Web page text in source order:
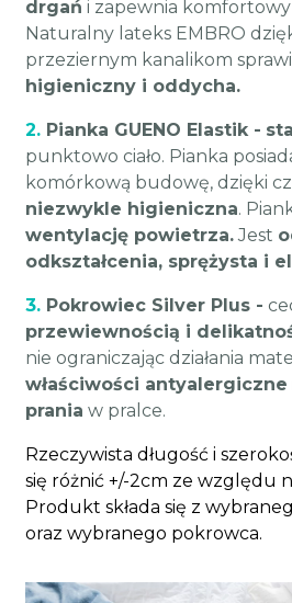
drgań i zapewnia
Naturalny lateks EMBRO
przeziernym kanalikom
higieniczny i oddycha.
2. Pianka GUENO Elastik -
punktowo ciało. Pianka
komórkową budowę, dzięki
niezwykle higieniczna.
wentylację powietrza.Jest
odkształcenia, sprężysta i
3. Pokrowiec Silver Plus -
przewiewnością i
nie ograniczając działania
właściwości antyalergiczne
prania w pralce.
Rzeczywista długość i
się różnić +/-2cm ze względu
Produkt składa się z
oraz wybranego pokrowca.